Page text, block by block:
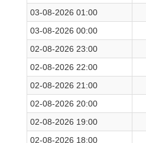
03-08-2026 01:00
03-08-2026 00:00
02-08-2026 23:00
02-08-2026 22:00
02-08-2026 21:00
02-08-2026 20:00
02-08-2026 19:00
02-08-2026 18:00